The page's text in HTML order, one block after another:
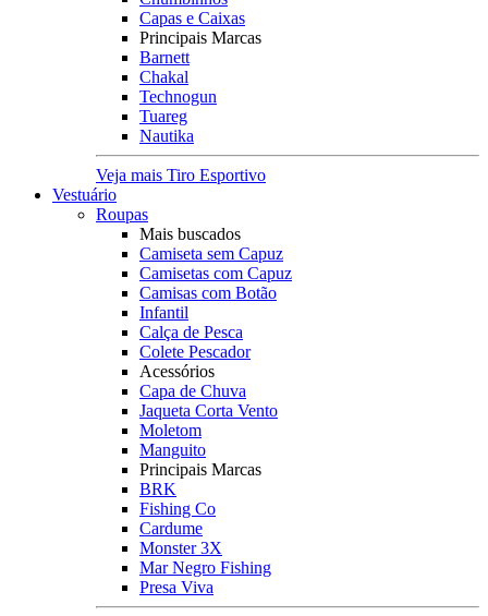
Capas e Caixas
Principais Marcas
Barnett
Chakal
Technogun
Tuareg
Nautika
Veja mais Tiro Esportivo
Vestuário
Roupas
Mais buscados
Camiseta sem Capuz
Camisetas com Capuz
Camisas com Botão
Infantil
Calça de Pesca
Colete Pescador
Acessórios
Capa de Chuva
Jaqueta Corta Vento
Moletom
Manguito
Principais Marcas
BRK
Fishing Co
Cardume
Monster 3X
Mar Negro Fishing
Presa Viva